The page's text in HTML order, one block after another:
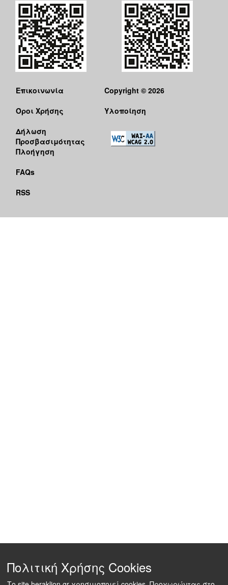
Επικοινωνία
Όροι Χρήσης
Δήλωση
Προσβασιμότητας
Πλοήγηση
FAQs
RSS
Copyright © 2026
Υλοποίηση
Πολιτική Χρήσης Cookies